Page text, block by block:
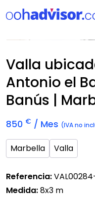
Prox. Disponible
Valla
Antonio el
Banús |
850 € / Mes (IVA no
Marbella Valla
Referencia:
Medida:8x3 m